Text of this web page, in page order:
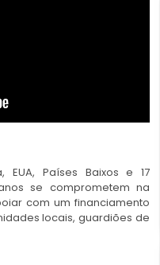
EUA, Países Baixos e 17
se comprometem na
com um financiamento
locais, guardiões de